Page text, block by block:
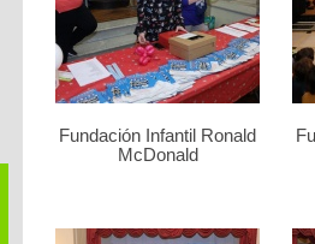
Fundación Infantil Ronald
McDonald